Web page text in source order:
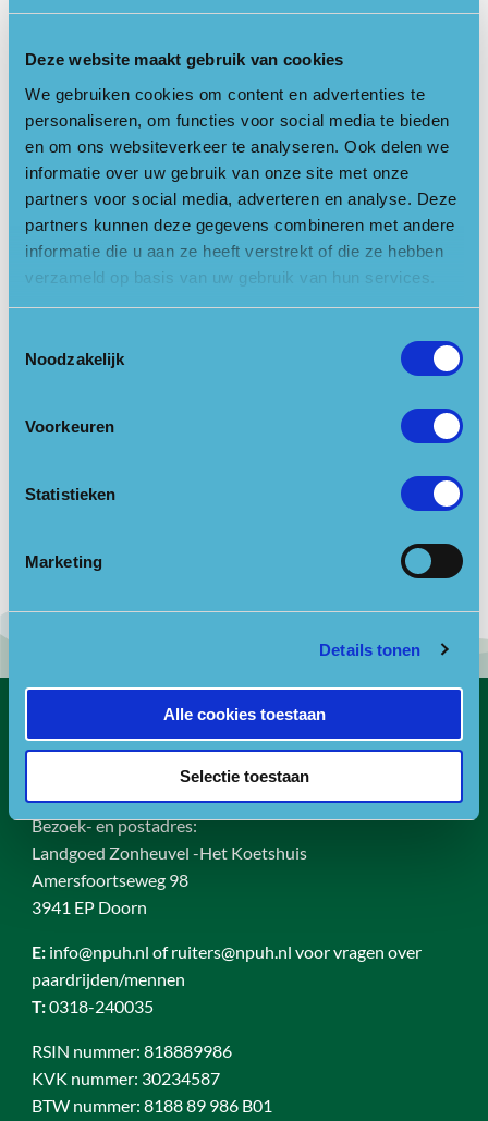
Deze website maakt gebruik van cookies
We gebruiken cookies om content en advertenties te
personaliseren, om functies voor social media te bieden
en om ons websiteverkeer te analyseren. Ook delen we
informatie over uw gebruik van onze site met onze
partners voor social media, adverteren en analyse. Deze
partners kunnen deze gegevens combineren met andere
informatie die u aan ze heeft verstrekt of die ze hebben
verzameld op basis van uw gebruik van hun services.
Noodzakelijk
Voorkeuren
Statistieken
Marketing
Details tonen
Alle cookies toestaan
Selectie toestaan
Contact
Bezoek- en postadres:
Landgoed Zonheuvel -Het Koetshuis
Amersfoortseweg 98
3941 EP Doorn
E:info@npuh.nl of ruiters@npuh.nl voor vragen over
paardrijden/mennen
T:0318-240035
RSIN nummer: 818889986
KVK nummer: 30234587
BTW nummer: 8188 89 986 B01